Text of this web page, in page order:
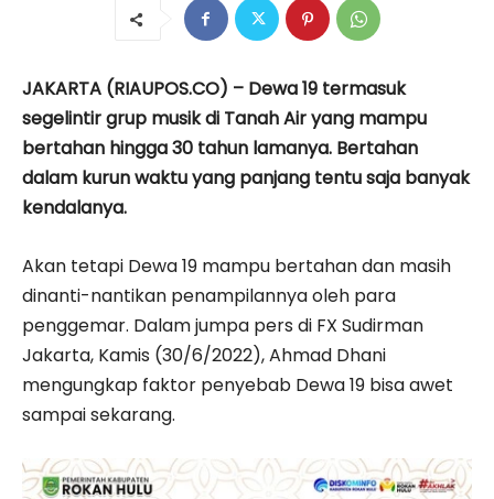
JAKARTA (RIAUPOS.CO) – Dewa 19 termasuk
segelintir grup musik di Tanah Air yang mampu
bertahan hingga 30 tahun lamanya. Bertahan
dalam kurun waktu yang panjang tentu saja banyak
kendalanya.
Akan tetapi Dewa 19 mampu bertahan dan masih
dinanti-nantikan penampilannya oleh para
penggemar. Dalam jumpa pers di FX Sudirman
Jakarta, Kamis (30/6/2022), Ahmad Dhani
mengungkap faktor penyebab Dewa 19 bisa awet
sampai sekarang.